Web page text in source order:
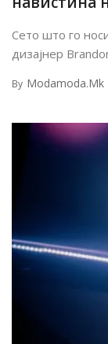
Сето што го
дизајнер
By Modamoda.mk